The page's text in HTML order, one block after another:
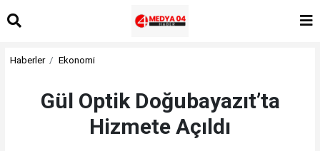
Haberler Ekonomi
Gül Optik Doğubayazıt’ta
Hizmete Açıldı